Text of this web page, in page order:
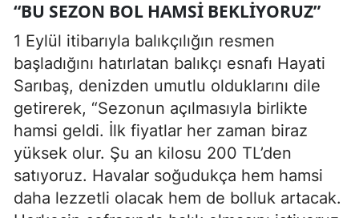
“BU SEZON BOL HAMSI BEKLIYORUZ”
1 Eylül itibarıyla balıkçılığın resmen
başladığını hatırlatan balıkçı esnafı Hayati
Sarıbaş, denizden umutlu olduklarını dile
getirerek, “Sezonun açılmasıyla birlikte
hamsi geldi. İlk fiyatlar her zaman biraz
yüksek olur. Şu an kilosu 200 TL’den
satıyoruz. Havalar soğudukça hem hamsi
daha lezzetli olacak hem de bolluk artacak.